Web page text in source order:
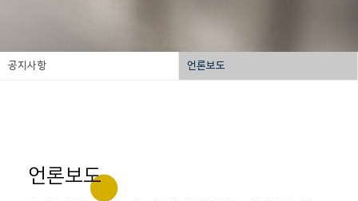
공지사항 언론보도
언론보도